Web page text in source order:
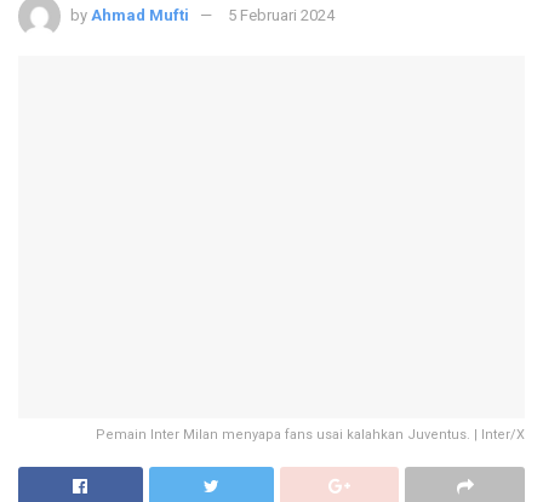
by Ahmad Mufti 5 Februari 2024
Pemain Inter Milan menyapa fans usai kalahkan Juventus. | Inter/X